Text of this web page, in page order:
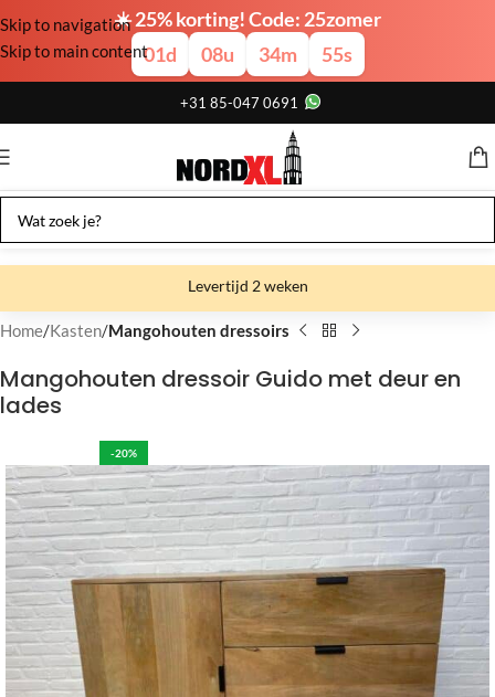
☀️ 25% korting! Code: 25zomer
01d 08u 34m 54s
Skip to navigation
Skip to main content
+31 85-047 0691
Levertijd 2 weken
Gratis verzending
Gratis afhalen
Home Kasten Mangohouten dressoirs
Mangohouten dressoir Guido met deur en
lades
-20%